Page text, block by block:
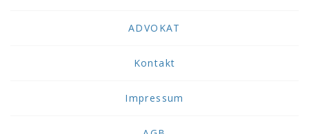
ADVOKAT
Kontakt
Impressum